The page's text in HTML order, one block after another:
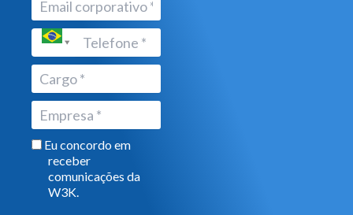
Eu concordo em
receber
comunicações da
W3K.